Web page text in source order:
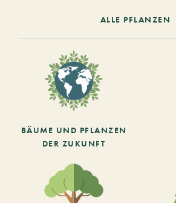
ALLE PFLANZEN
BÄUME UND PFLANZEN
DER ZUKUNFT